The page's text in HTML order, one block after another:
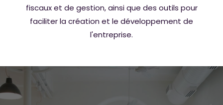
fiscaux et de gestion, ainsi que des outils pour
faciliter la création et le développement de
l'entreprise.